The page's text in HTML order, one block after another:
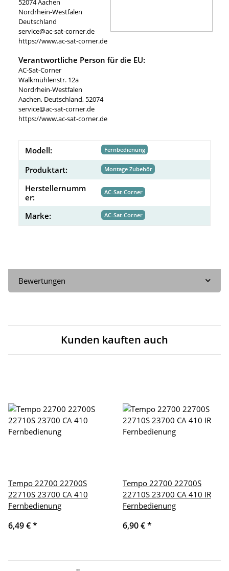
52074 Aachen
Nordrhein-Westfalen
Deutschland
service@ac-sat-corner.de
https://www.ac-sat-corner.de
Verantwortliche Person für die EU:
AC-Sat-Corner
Walkmühlenstr. 12a
Nordrhein-Westfalen
Aachen, Deutschland, 52074
service@ac-sat-corner.de
https://www.ac-sat-corner.de
Modell: Fernbedienung
Produktart: Montage Zubehör
Herstellernumm
er:
AC-Sat-Corner
Marke: AC-Sat-Corner
Bewertungen
Kunden kauften auch
Tempo 22700 22700S
22710S 23700 CA 410
Fernbedienung
6,49 €*
Tempo 22700 22700S
22710S 23700 CA 410 IR
Fernbedienung
6,90 €*